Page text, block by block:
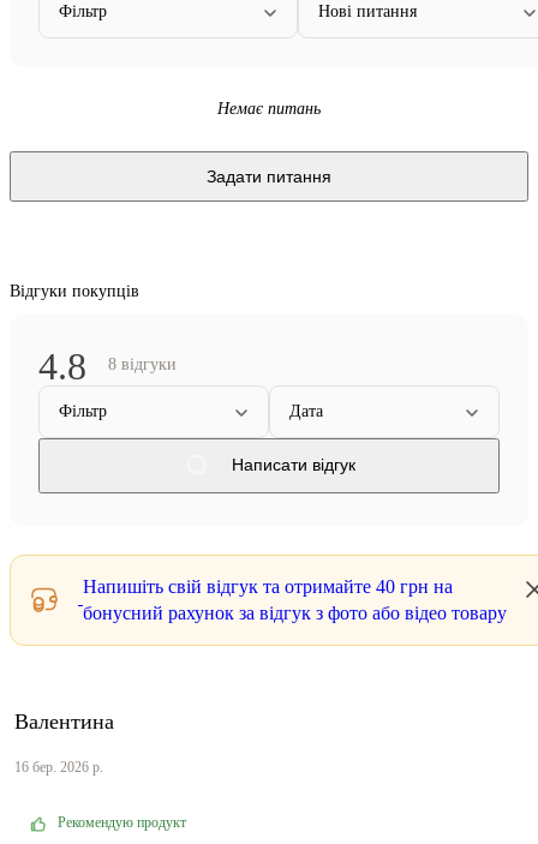
Фільтр Нові питання
Немає питань
Задати питання
Відгуки покупців
4.8 8 відгуки
Фільтр Дата
Написати відгук
Напишіть свій відгук та отримайте 40 грн на
бонусний рахунок за відгук з фото або відео товару
Валентина
16 бер. 2026 р.
Рекомендую продукт